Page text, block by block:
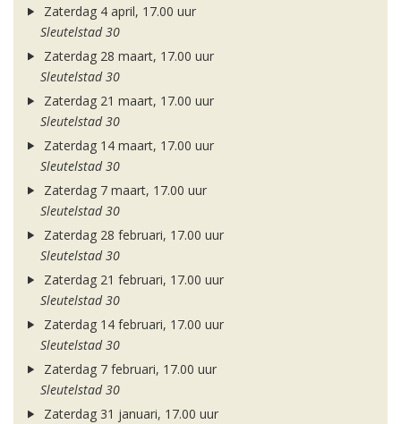
Zaterdag 4 april, 17.00 uur
Sleutelstad 30
Zaterdag 28 maart, 17.00 uur
Sleutelstad 30
Zaterdag 21 maart, 17.00 uur
Sleutelstad 30
Zaterdag 14 maart, 17.00 uur
Sleutelstad 30
Zaterdag 7 maart, 17.00 uur
Sleutelstad 30
Zaterdag 28 februari, 17.00 uur
Sleutelstad 30
Zaterdag 21 februari, 17.00 uur
Sleutelstad 30
Zaterdag 14 februari, 17.00 uur
Sleutelstad 30
Zaterdag 7 februari, 17.00 uur
Sleutelstad 30
Zaterdag 31 januari, 17.00 uur